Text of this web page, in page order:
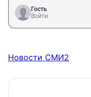
Гость
Войти
Новости СМИ2